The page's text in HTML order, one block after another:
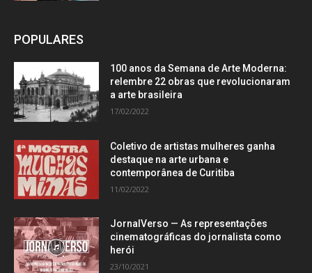
POPULARES
100 anos da Semana de Arte Moderna:
relembre 22 obras que revolucionaram
a arte brasileira
17/02/2022
Coletivo de artistas mulheres ganha
destaque na arte urbana e
contemporânea de Curitiba
11/02/2022
JornalVerso — As representações
cinematográficas do jornalista como
herói
23/10/2021